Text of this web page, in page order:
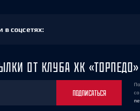
соцсетях:
ОТ КЛУБА ХК «ТОРПЕДО»
ПОДПИСАТЬСЯ